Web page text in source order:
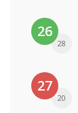
26
28
27
20